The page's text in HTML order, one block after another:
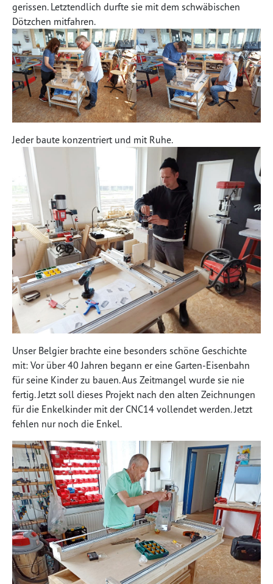
gerissen. Letztendlich durfte sie mit dem schwäbischen
Dötzchen mitfahren.
Jeder baute konzentriert und mit Ruhe.
Unser Belgier brachte eine besonders schöne Geschichte
mit: Vor über 40 Jahren begann er eine Garten-Eisenbahn
für seine Kinder zu bauen. Aus Zeitmangel wurde sie nie
fertig. Jetzt soll dieses Projekt nach den alten Zeichnungen
für die Enkelkinder mit der CNC14 vollendet werden. Jetzt
fehlen nur noch die Enkel.